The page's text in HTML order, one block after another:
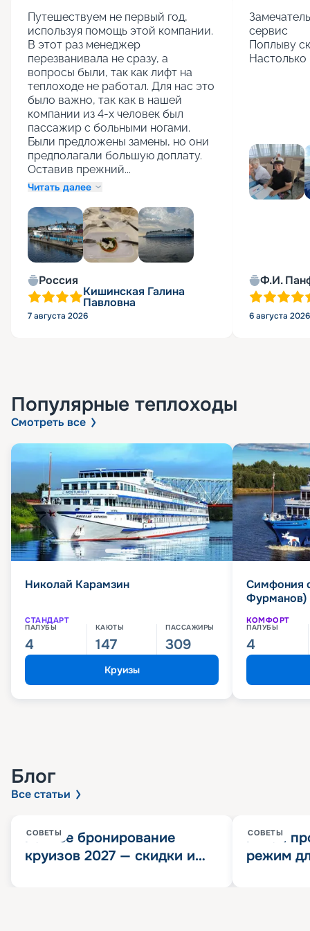
Путешествуем не первый год,
используя помощь этой компании.
В этот раз менеджер
перезванивала не сразу, а
вопросы были, так как лифт на
теплоходе не работал. Для нас это
было важно, так как в нашей
компании из 4-х человек был
пассажир с больными ногами.
Были предложены замены, но они
предполагали большую доплату.
Оставив прежний...
Читать далее
Россия
Кишинская Галина
Павловна
7 августа 2026
сервис
Поплыву
Ф.И.
6 августа 2026
Популярные теплоходы
Смотреть все
Николай Карамзин
СТАНДАРТ
ПАЛУБЫ
4
КАЮТЫ
147
ПАССАЖИРЫ
309
Круизы
Симфония
Фурманов)
КОМФОРТ
ПАЛУБЫ
4
Блог
Все статьи
СОВЕТЫ
Раннее бронирование
круизов 2027 — скидки и
СОВЕТЫ
Китай
режим